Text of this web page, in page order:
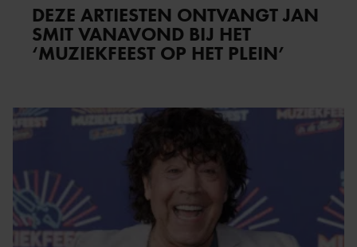
DEZE ARTIESTEN ONTVANGT JAN
SMIT VANAVOND BIJ HET
‘MUZIEKFEEST OP HET PLEIN’